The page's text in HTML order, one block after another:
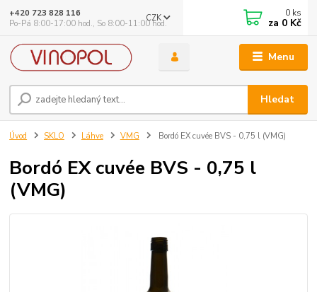
Menu
CZK
Hledat
+420 723 828 116
Po-Pá 8:00-17:00 hod., So 8:00-11:00 hod.
0 ks
za 0 Kč
Úvod SKLO Láhve VMG Bordó EX cuvée BVS - 0,75 l (VMG)
Bordó EX cuvée BVS - 0,75 l
(VMG)